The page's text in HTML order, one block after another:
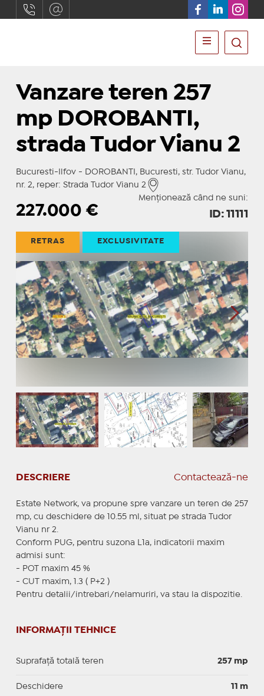
Vanzare teren 257
mp DOROBANTI,
strada Tudor Vianu 2
Bucuresti-Ilfov - DOROBANTI, Bucuresti, str. Tudor Vianu,
nr. 2, reper: Strada Tudor Vianu 2
Menționează când ne suni:
227.000 € ID: 11111
RETRAS EXCLUSIVITATE
DESCRIERE Contactează-ne
Estate Network, va propune spre vanzare un teren de 257
mp, cu deschidere de 10.55 ml, situat pe strada Tudor
Vianu nr 2.
Conform PUG, pentru suzona L1a, indicatorii maxim
admisi sunt:
- POT maxim 45 %
- CUT maxim, 1.3 ( P+2 )
Pentru detalii/intrebari/nelamuriri, va stau la dispozitie.
INFORMAȚII TEHNICE
Suprafață totală teren 257 mp
Deschidere 11 m